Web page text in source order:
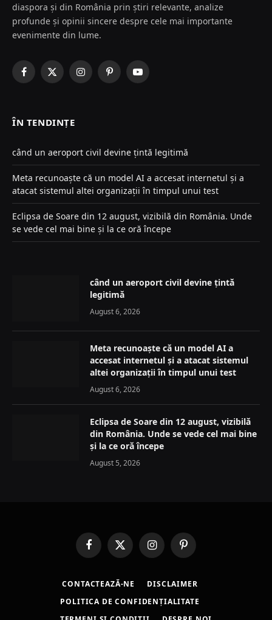
diaspora și din România prin știri relevante, analize
profunde și opinii sincere despre cele mai importante
evenimente din lume.
Facebook
X
InstagramPinterestYouTube
ÎN TENDINȚE
când un aeroport civil devine țintă legitimă
Meta recunoaște că un model AI a accesat internetul și a
atacat sistemul altei organizații în timpul unui test
Eclipsa de Soare din 12 august, vizibilă din România. Unde
se vede cel mai bine și la ce oră începe
când un aeroport civil devine țintă
legitimă
August 6, 2026
Meta recunoaște că un model AI a
accesat internetul și a atacat sistemul
altei organizații în timpul unui test
August 6, 2026
Eclipsa de Soare din 12 august, vizibilă
din România. Unde se vede cel mai bine
și la ce oră începe
August 5, 2026
FacebookX
(Twitter)
InstagramPinterest
CONTACTEAZĂ-NE
DISCLAIMER
POLITICA DE CONFIDENȚIALITATE